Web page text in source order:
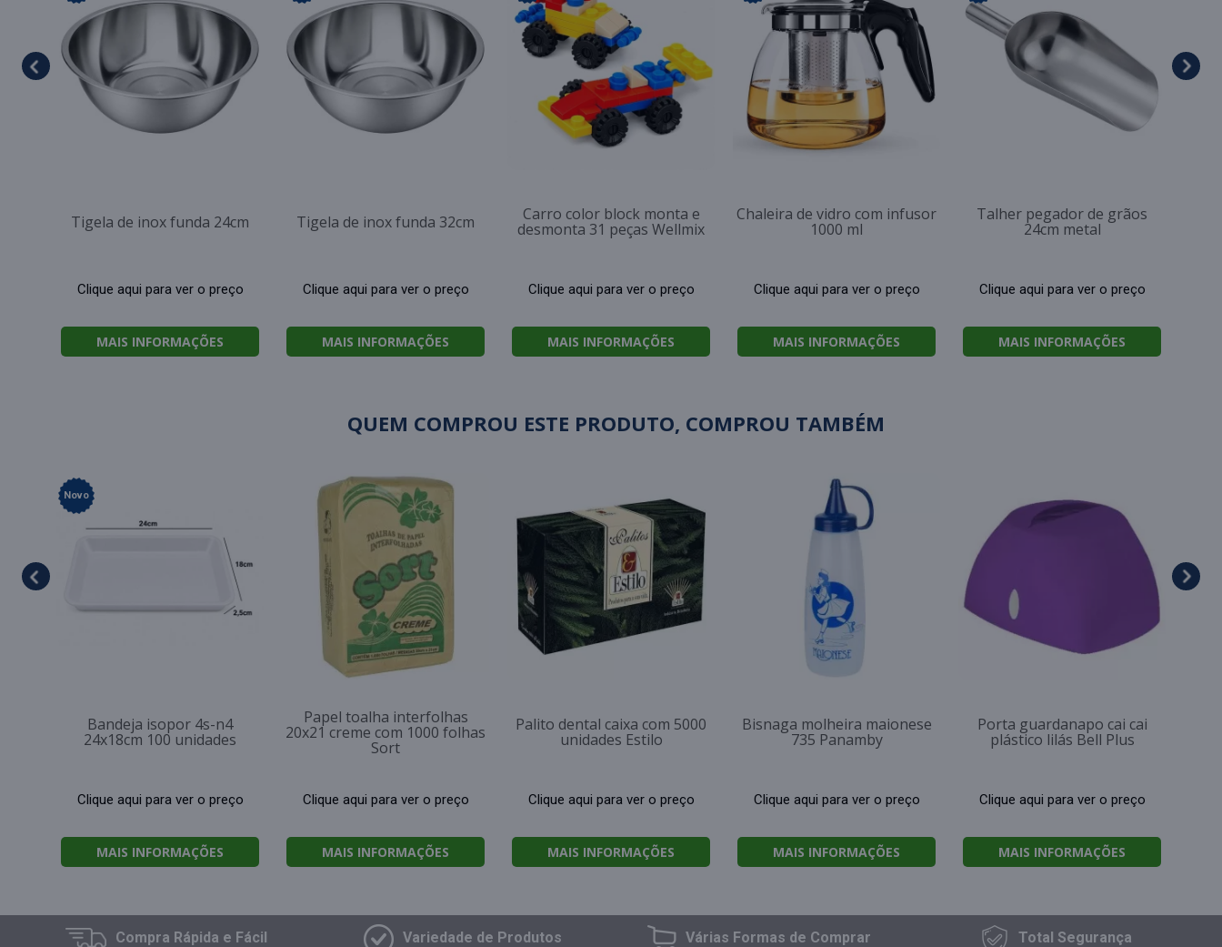
Tigela de inox funda 24cm
Clique aqui para ver o preço
MAIS INFORMAÇÕES
Tigela de inox funda 32cm
Clique aqui para ver o preço
MAIS INFORMAÇÕES
Carro color block monta e
desmonta 31 peças Wellmix
Clique aqui para ver o preço
MAIS INFORMAÇÕES
Chaleira de vidro com infusor
1000 ml
Clique aqui para ver o preço
MAIS INFORMAÇÕES
Talher pegador de grãos
24cm metal
Clique aqui para ver o preço
MAIS INFORMAÇÕES
QUEM COMPROU ESTE PRODUTO, COMPROU TAMBÉM
Novo
Bandeja isopor 4s-n4
24x18cm 100 unidades
Clique aqui para ver o preço
MAIS INFORMAÇÕES
Papel toalha interfolhas
20x21 creme com 1000 folhas
Sort
Clique aqui para ver o preço
MAIS INFORMAÇÕES
Palito dental caixa com 5000
unidades Estilo
Clique aqui para ver o preço
MAIS INFORMAÇÕES
Bisnaga molheira maionese
735 Panamby
Clique aqui para ver o preço
MAIS INFORMAÇÕES
Porta guardanapo cai cai
plástico lilás Bell Plus
Clique aqui para ver o preço
MAIS INFORMAÇÕES
Compra Rápida e Fácil Variedade de Produtos Várias Formas de Comprar Total Segurança